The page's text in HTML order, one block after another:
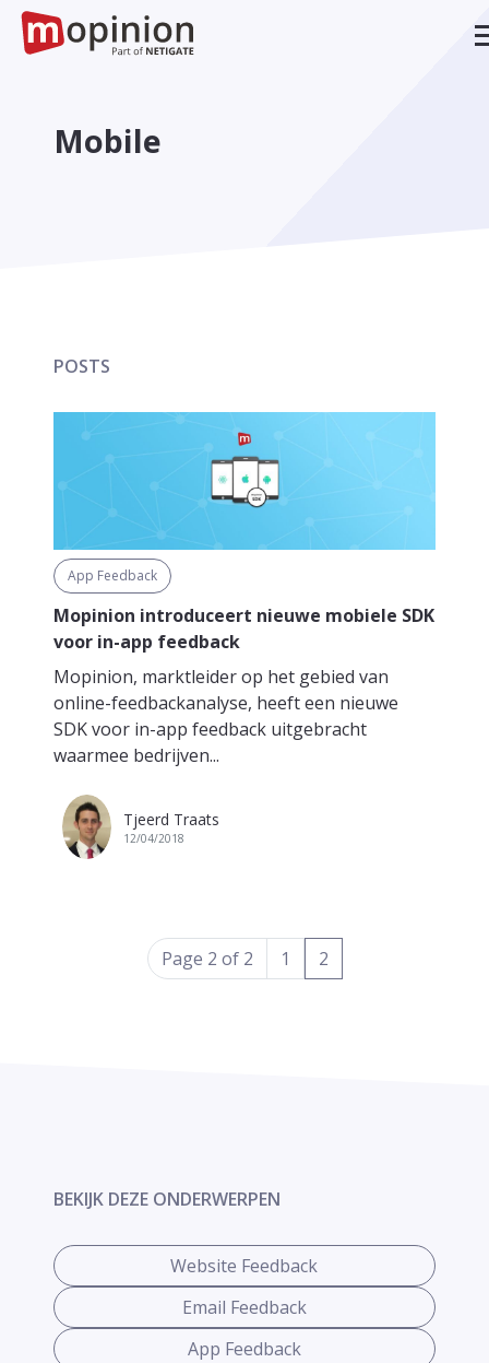
Mobile
POSTS
App Feedback
Mopinion introduceert nieuwe mobiele SDK
voor in-app feedback
Mopinion, marktleider op het gebied van
online-feedbackanalyse, heeft een nieuwe
SDK voor in-app feedback uitgebracht
waarmee bedrijven...
Tjeerd Traats
12/04/2018
Page 2 of 2 1 2(current)
BEKIJK DEZE ONDERWERPEN
Website Feedback
Email Feedback
App Feedback